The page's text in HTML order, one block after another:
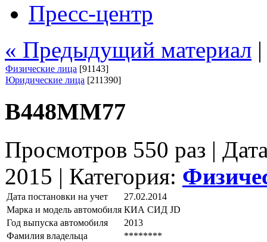
Пресс-центр
« Предыдущий материал
Физические лица [91143]
Юридические лица [211390]
В448ММ77
Просмотров 550 раз |
2015 | Категория:
Дата постановки на учет
27.02.2014
Марка и модель автомобиля КИА СИД JD
Год выпуска автомобиля
2013
Фамилия владельца
********